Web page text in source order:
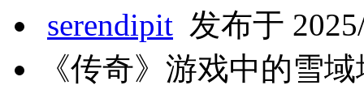
serendipit 发布于
《传奇》游戏中的雪